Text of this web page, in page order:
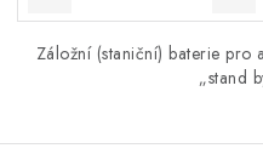
Záložní (staniční) baterie pro
„stand